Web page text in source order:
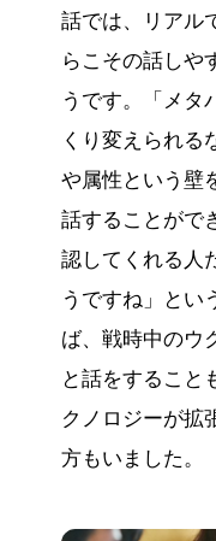
話では、リアル
らこその話しや
うです。「メタ
くり変えられる
や属性という壁
話することがで
認してくれる人
うですね」とい
ば、戦時中のウ
と話をすること
クノロジーが拡
方もいました。